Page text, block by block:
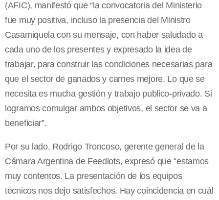
(AFIC), manifestó que “la convocatoria del Ministerio
fue muy positiva, incluso la presencia del Ministro
Casamiquela con su mensaje, con haber saludado a
cada uno de los presentes y expresado la idea de
trabajar, para construir las condiciones necesarias para
que el sector de ganados y carnes mejore. Lo que se
necesita es mucha gestión y trabajo publico-privado. Si
logramos comulgar ambos objetivos, el sector se va a
beneficiar”.
Por su lado, Rodrigo Troncoso, gerente general de la
Cámara Argentina de Feedlots, expresó que “estamos
muy contentos. La presentación de los equipos
técnicos nos dejo satisfechos. Hay coincidencia en cuál